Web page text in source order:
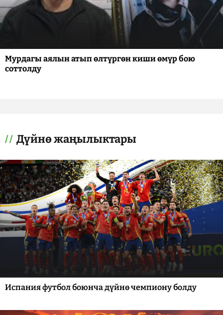
Мурдагы аялын атып өлтүргөн киши өмүр бою
соттолду
Дүйнө жаңылыктары
Испания футбол боюнча дүйнө чемпиону болду